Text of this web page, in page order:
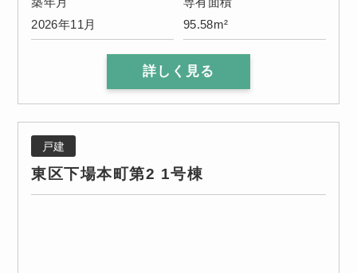
2026年11月
95.58m²
詳しく見る
戸建
東区下場本町第2 1号棟